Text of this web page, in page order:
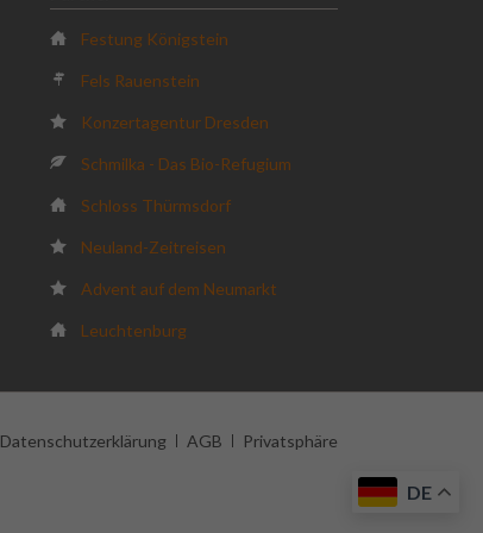
Festung Königstein
Fels Rauenstein
Konzertagentur Dresden
Schmilka - Das Bio-Refugium
Schloss Thürmsdorf
Neuland-Zeitreisen
Advent auf dem Neumarkt
Leuchtenburg
Datenschutzerklärung AGB Privatsphäre
DE